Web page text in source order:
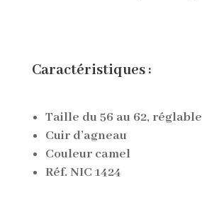
Caractéristiques :
Taille du 56 au 62, réglable
Cuir d’agneau
Couleur camel
Réf. NIC 1424